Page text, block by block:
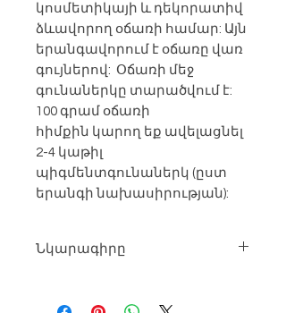
կոսմետիկայի և դեկորատիվ
ձևավորող օճառի համար: Այն
երանգավորում է օճառը վառ
գույներով: Օճառի մեջ
գունաներկը տարածվում է:
100 գրամ օճառի
հիմքին կարող եք ավելացնել
2-4 կաթիլ
պիգմենտգունաներկ (ըստ
երանգի նախասիրության):
Նկարագիրը